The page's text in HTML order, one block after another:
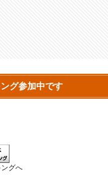
グ参加中です
グへ